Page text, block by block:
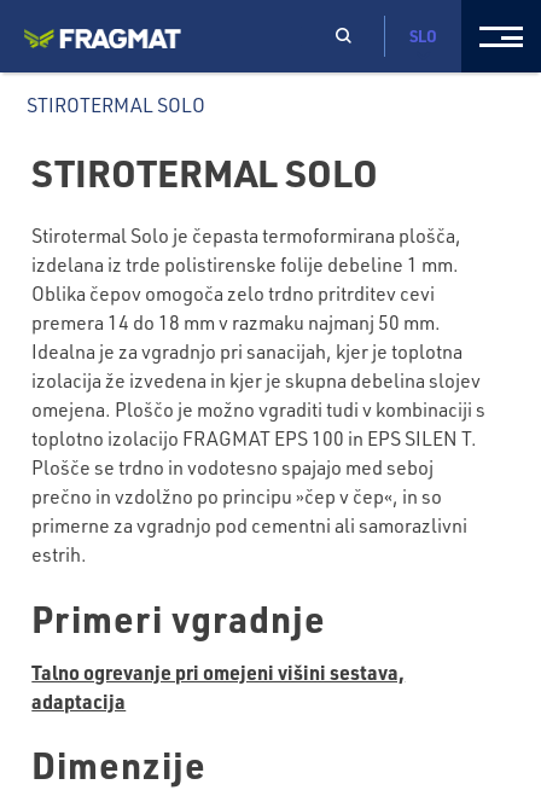
SLO
STIROTERMAL SOLO
STIROTERMAL SOLO
Stirotermal Solo je čepasta termoformirana plošča,
izdelana iz trde polistirenske folije debeline 1 mm.
Oblika čepov omogoča zelo trdno pritrditev cevi
premera 14 do 18 mm v razmaku najmanj 50 mm.
Idealna je za vgradnjo pri sanacijah, kjer je toplotna
izolacija že izvedena in kjer je skupna debelina slojev
omejena. Ploščo je možno vgraditi tudi v kombinaciji s
toplotno izolacijo FRAGMAT EPS 100 in EPS SILEN T.
Plošče se trdno in vodotesno spajajo med seboj
prečno in vzdolžno po principu »čep v čep«, in so
primerne za vgradnjo pod cementni ali samorazlivni
estrih.
Primeri vgradnje
Talno ogrevanje pri omejeni višini sestava,
adaptacija
Dimenzije